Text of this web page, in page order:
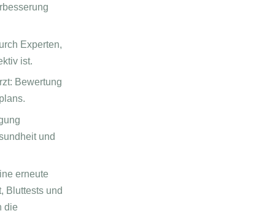
Experten,
ist.
Bewertung
und
erneute
Bluttests und
die